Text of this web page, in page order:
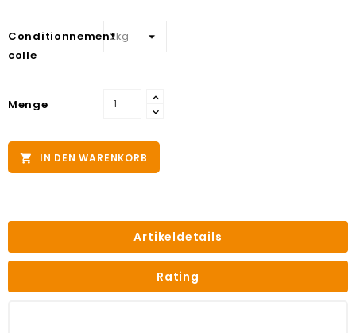
Conditionnement
colle
Menge
 IN DEN WARENKORB
Artikeldetails
Rating